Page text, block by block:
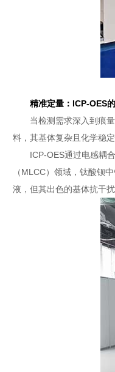
精准定量：ICP-OES
当检测需求深入到痕
料，其基体复杂且化学稳
ICP-OES通过电感耦
（MLCC）领域，钛酸钡
液，但其出色的基体抗干